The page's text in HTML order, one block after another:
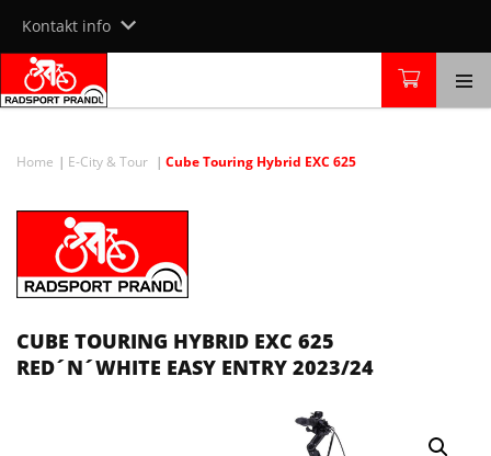
content
Kontakt info
Home E-City & Tour Cube Touring Hybrid EXC 625
CUBE TOURING HYBRID EXC 625
RED´N´WHITE EASY ENTRY 2023/24